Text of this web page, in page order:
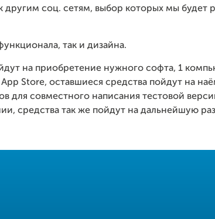
другим соц. сетям, выбор которых мы будет
так и дизайна.
на приобретение нужного софта, 1
Store, оставшиеся средства пойдут на
для совместного написания тестовой
средства так же пойдут на дальнейшую